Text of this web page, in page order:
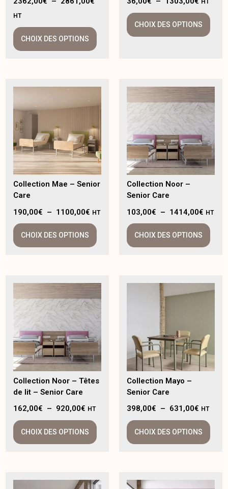
HT
CHOIX DES OPTIONS
HT
CHOIX DES OPTIONS
Collection Mae – Senior
Care
190,00€ – 1100,00€ HT
CHOIX DES OPTIONS
Collection Noor –
Senior Care
103,00€ – 1414,00€ HT
CHOIX DES OPTIONS
Collection Noor – Têtes
de lit – Senior Care
162,00€ – 920,00€ HT
CHOIX DES OPTIONS
Collection Mayo –
Senior Care
398,00€ – 631,00€ HT
CHOIX DES OPTIONS